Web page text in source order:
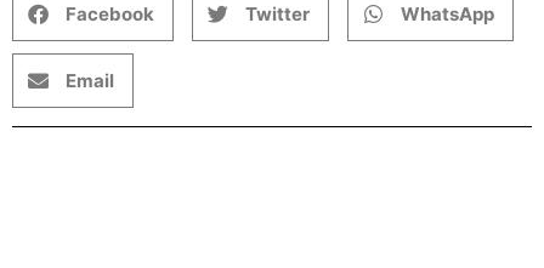
Facebook Twitter WhatsApp
Email